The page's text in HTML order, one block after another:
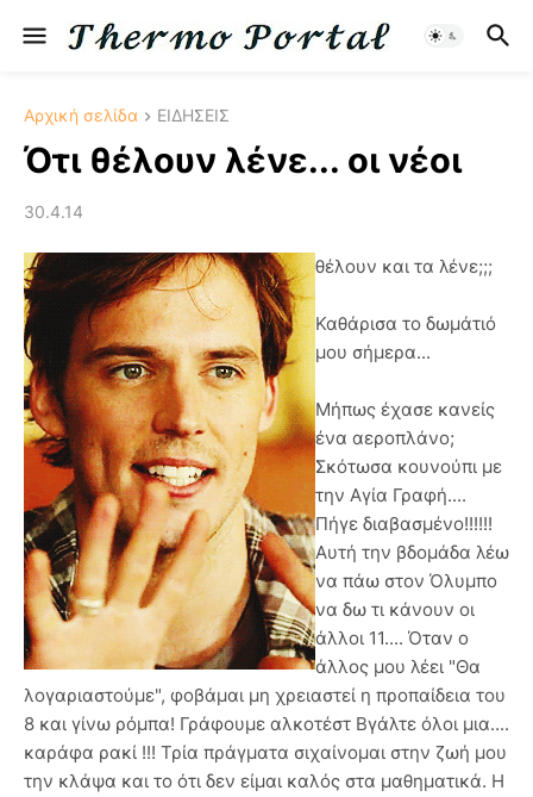
Αρχική σελίδα ΕΙΔΗΣΕΙΣ
Ότι θέλουν λένε... οι νέοι
30.4.14
θέλουν και τα λένε;;;
Καθάρισα το δωμάτιό
μου σήμερα...
Μήπως έχασε κανείς
ένα αεροπλάνο;
Σκότωσα κουνούπι με
την Αγία Γραφή....
Πήγε διαβασμένο!!!!!!
Αυτή την βδομάδα λέω
να πάω στον Όλυμπο
να δω τι κάνουν οι
άλλοι 11.... Όταν ο
άλλος μου λέει "Θα
λογαριαστούμε", φοβάμαι μη χρειαστεί η προπαίδεια του
8 και γίνω ρόμπα! Γράφουμε αλκοτέστ Βγάλτε όλοι μια....
καράφα ρακί !!! Τρία πράγματα σιχαίνομαι στην ζωή μου
την κλάψα και το ότι δεν είμαι καλός στα μαθηματικά. Η